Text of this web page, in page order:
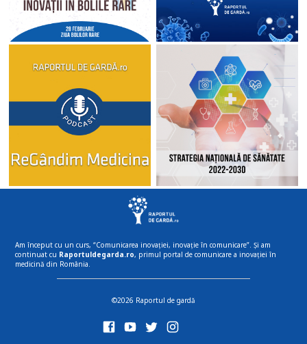
Am început cu un curs, “Comunicarea inovației, inovație în comunicare”. Și am
continuat cu Raportuldegarda.ro, primul portal de comunicare a inovației în
medicină din România.
©2026 Raportul de gardă